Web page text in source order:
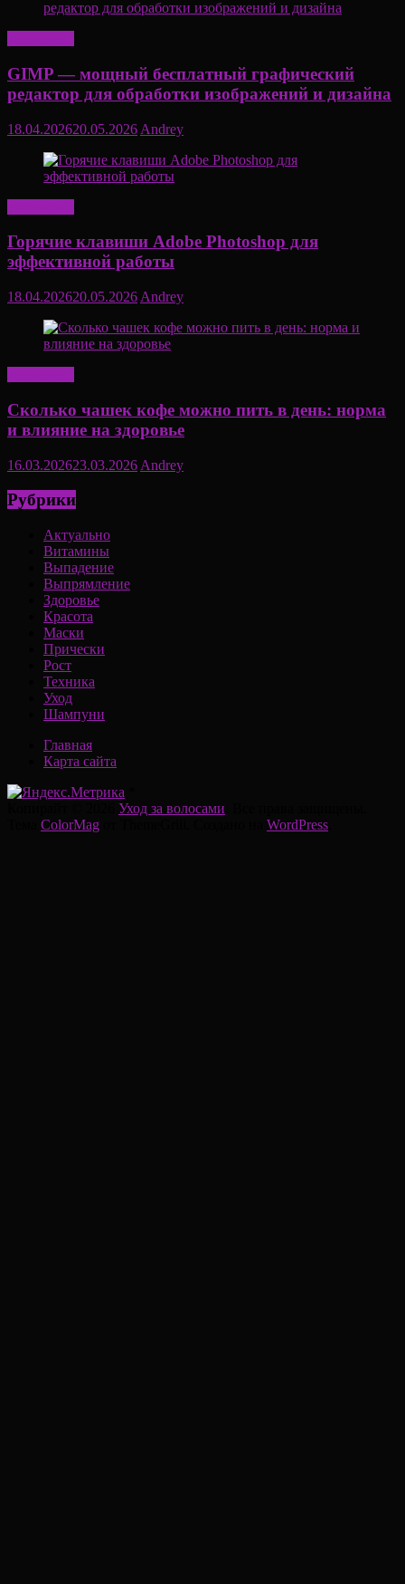
GIMP — мощный бесплатный графический
редактор для обработки изображений и дизайна
18.04.202620.05.2026 Andrey
Горячие клавиши Adobe Photoshop для
эффективной работы
18.04.202620.05.2026 Andrey
Сколько чашек кофе можно пить в день: норма
и влияние на здоровье
16.03.202623.03.2026 Andrey
Рубрики
Актуально
Витамины
Выпадение
Выпрямление
Здоровье
Красота
Маски
Прически
Рост
Техника
Уход
Шампуни
Главная
Карта сайта
Уход за волосами
ColorMag WordPress